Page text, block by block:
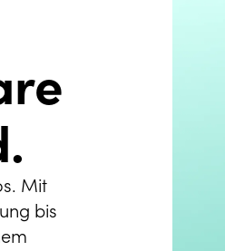
Mit
bis